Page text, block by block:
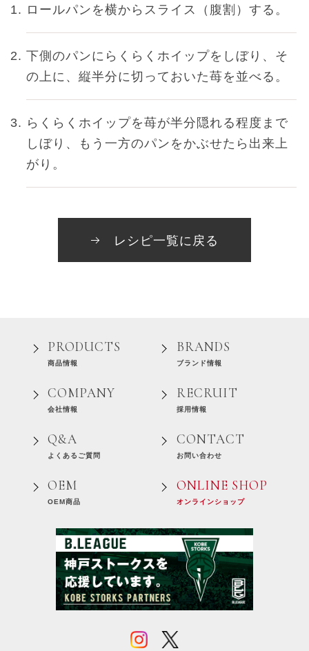
ロールパンを横からスライス（腹割）する。
下側のパンにらくらくホイップをしぼり、そ
の上に、縦半分に切っておいた苺を並べる。
らくらくホイップを苺が半分隠れる程度まで
しぼり、もう一方のパンをかぶせたら出来上
がり。
レシピ一覧に戻る
PRODUCTS
商品情報
BRANDS
ブランド情報
COMPANY
会社情報
RECRUIT
採用情報
Q&A
よくあるご質問
CONTACT
お問い合わせ
OEM
OEM商品
ONLINE SHOP
オンラインショップ